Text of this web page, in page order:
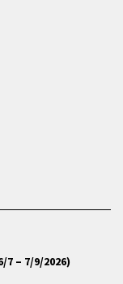
– 7/9/2026)